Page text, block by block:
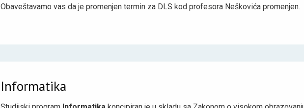
Obaveštavamo vas da je promenjen termin za DLS kod profesora Neškovića promenjen.
Informatika